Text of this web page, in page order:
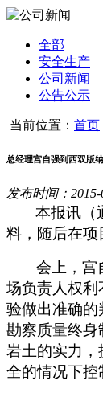
全部
安全生产
公司新闻
公告公示
当前位置： 首页
总经理宫自强到西双版
发布时间：
本报讯（
料，随后在项
会上，宫
场负责人权
验做出准确的
勘察质量终身
岩土的实力，
全的情况下控